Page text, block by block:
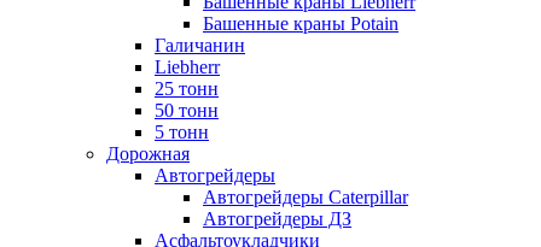
Башенные краны Potain
Галичанин
Liebherr
25 тонн
50 тонн
5 тонн
Дорожная
Автогрейдеры
Автогрейдеры Caterpillar
Автогрейдеры ДЗ
Асфальтоукладчики